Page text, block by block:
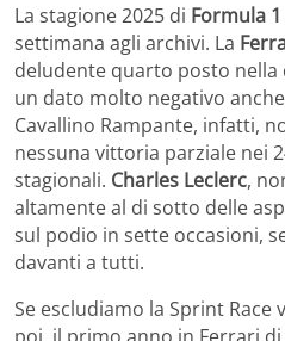
La stagione 2025 di Formula 1
settimana agli archivi. La
deludente quarto posto
un dato molto negativo
Cavallino Rampante, infatti,
nessuna vittoria parziale nei
stagionali. Charles Leclerc,
altamente al di sotto delle
sul podio in sette occasioni,
davanti a tutti.
Se escludiamo la Sprint Race
poi, il primo anno in Ferrari di